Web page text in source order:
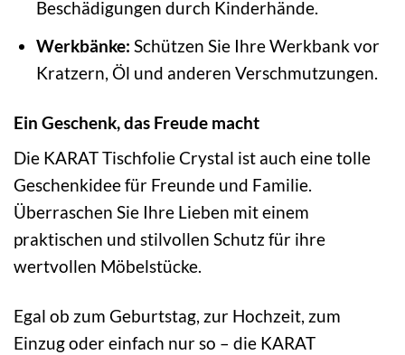
Beschädigungen durch Kinderhände.
Werkbänke: Schützen Sie Ihre Werkbank vor
Kratzern, Öl und anderen Verschmutzungen.
Ein Geschenk, das Freude macht
Die KARAT Tischfolie Crystal ist auch eine tolle
Geschenkidee für Freunde und Familie.
Überraschen Sie Ihre Lieben mit einem
praktischen und stilvollen Schutz für ihre
wertvollen Möbelstücke.
Egal ob zum Geburtstag, zur Hochzeit, zum
Einzug oder einfach nur so – die KARAT